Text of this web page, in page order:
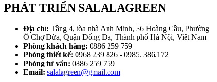
PHÁT TRIỂN SALALAGREEN
Địa chỉ: Tầng 4, tòa nhà Anh Minh, 36 Hoàng Cầu, Phường
Ô Chợ Dừa, Quận Đống Đa, Thành phố Hà Nội, Việt Nam
Phòng khách hàng: 0886 259 759
Phòng thiết kế: 0968 239 826 - 0985. 386.172
Phòng tư vấn: 0886 259 759
Email: salalagreen@gmail.com